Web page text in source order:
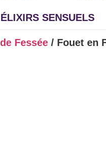
ÉLIXIRS SENSUELS
Fessée / Fouet en